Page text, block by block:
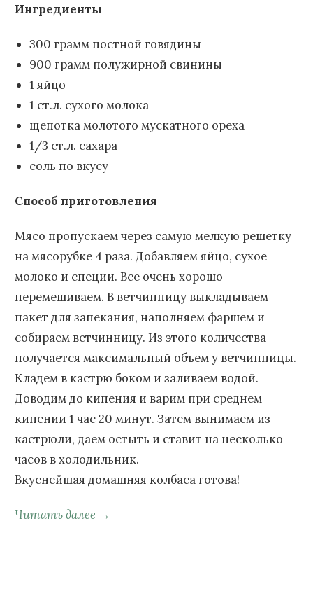
Ингредиенты
300 грамм постной говядины
900 грамм полужирной свинины
1 яйцо
1 ст.л. сухого молока
щепотка молотого мускатного ореха
1/3 ст.л. сахара
соль по вкусу
Способ приготовления
Мясо пропускаем через самую мелкую решетку
на мясорубке 4 раза. Добавляем яйцо, сухое
молоко и специи. Все очень хорошо
перемешиваем. В ветчинницу выкладываем
пакет для запекания, наполняем фаршем и
собираем ветчинницу. Из этого количества
получается максимальный объем у ветчинницы.
Кладем в кастрю боком и заливаем водой.
Доводим до кипения и варим при среднем
кипении 1 час 20 минут. Затем вынимаем из
кастрюли, даем остыть и ставит на несколько
часов в холодильник.
Вкуснейшая домашняя колбаса готова!
Читать далее →